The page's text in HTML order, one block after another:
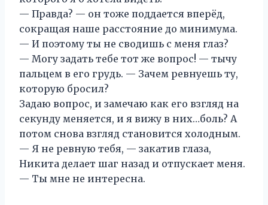
— Правда? — он тоже поддается вперёд,
сокращая наше расстояние до минимума.
— И поэтому ты не сводишь с меня глаз?
— Могу задать тебе тот же вопрос! — тычу
пальцем в его грудь. — Зачем ревнуешь ту,
которую бросил?
Задаю вопрос, и замечаю как его взгляд на
секунду меняется, и я вижу в них…боль? А
потом снова взгляд становится холодным.
— Я не ревную тебя, — закатив глаза,
Никита делает шаг назад и отпускает меня.
— Ты мне не интересна.